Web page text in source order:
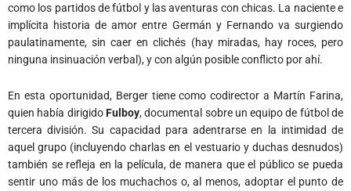
como los partidos de fútbol y las aventuras con chicas. La naciente e
implícita historia de amor entre Germán y Fernando va surgiendo
paulatinamente, sin caer en clichés (hay miradas, hay roces, pero
ninguna insinuación verbal), y con algún posible conflicto por ahí.
En esta oportunidad, Berger tiene como codirector a Martín Farina,
quien había dirigidoFulboy, documental sobre un equipo de fútbol de
tercera división. Su capacidad para adentrarse en la intimidad de
aquel grupo (incluyendo charlas en el vestuario y duchas desnudos)
también se refleja en la película, de manera que el público se pueda
sentir uno más de los muchachos o, al menos, adoptar el punto de